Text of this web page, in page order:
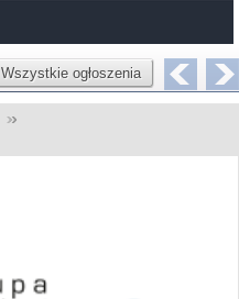
Wszystkie ogłoszenia